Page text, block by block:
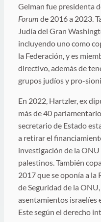
Gelman fue presidenta
Forum de 2016 a 2023.
Judía del Gran
incluyendo uno como
la Federación, y es
directivo, además de
grupos judíos y pro-
En 2022, Hartzler, ex
más de 40
secretario de Estado
a retirar el
investigación de la
palestinos. También
2017 que se oponía a la
de Seguridad de la
asentamientos israelíes
Este según el derecho